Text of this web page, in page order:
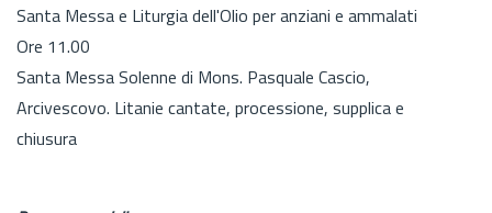
Santa Messa e Liturgia dell'Olio per anziani e ammalati
Ore 11.00
Santa Messa Solenne di Mons. Pasquale Cascio,
Arcivescovo. Litanie cantate, processione, supplica e
chiusura